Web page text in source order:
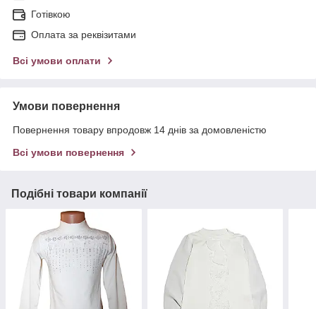
Готівкою
Оплата за реквізитами
Всі умови оплати
Умови повернення
Повернення товару впродовж 14 днів за домовленістю
Всі умови повернення
Подібні товари компанії